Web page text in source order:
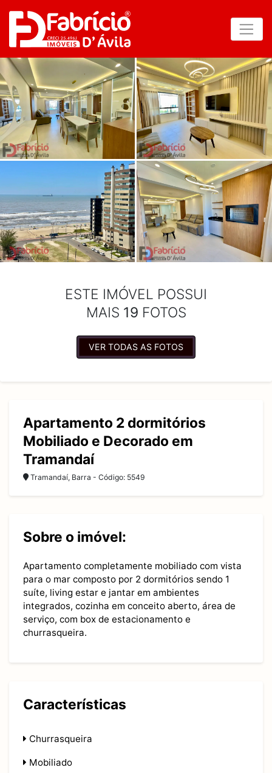
ESTE IMÓVEL POSSUI
MAIS 19 FOTOS
VER TODAS AS FOTOS
Apartamento 2 dormitórios
Mobiliado e Decorado em
Tramandaí
Tramandaí, Barra - Código: 5549
Sobre o imóvel:
Apartamento completamente mobiliado com vista
para o mar composto por 2 dormitórios sendo 1
suíte, living estar e jantar em ambientes
integrados, cozinha em conceito aberto, área de
serviço, com box de estacionamento e
churrasqueira.
Características
Churrasqueira
Mobiliado